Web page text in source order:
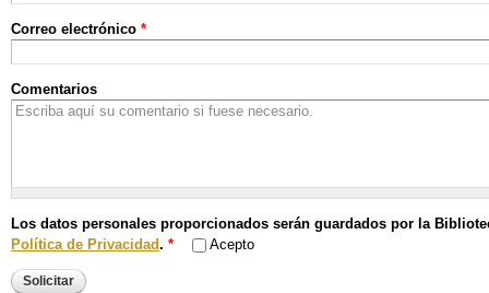
Correo electrónico *
Comentarios
Los datos personales proporcionados serán guardados por la
Política de Privacidad. * Acepto